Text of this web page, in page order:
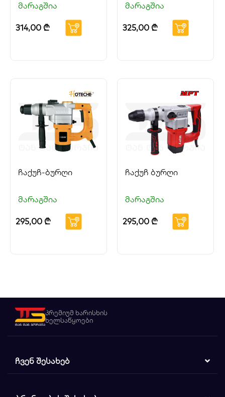
მარაგშია
314,00 ₾
მარაგშია
325,00 ₾
ჩაქუჩ-ბურღი
მარაგშია
295,00 ₾
ჩაქუჩ ბურღი
მარაგშია
295,00 ₾
პრემიუმ ხარისხის
ხელსაწყოები
ᲩᲕᲔᲜ ᲨᲔᲡᲐᲮᲔᲑ